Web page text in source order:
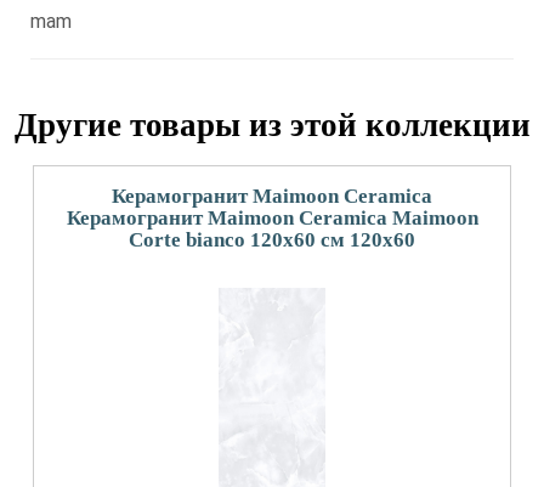
mam
Другие товары из этой коллекции
Керамогранит Maimoon Ceramica
Керамогранит Maimoon Ceramica Maimoon
Corte bianco 120х60 см 120x60